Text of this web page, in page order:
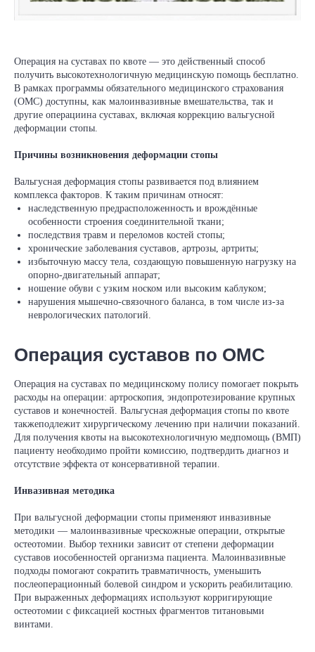
Операция на суставах по квоте — это действенный способ
получить высокотехнологичную медицинскую помощь бесплатно.
В рамках программы обязательного медицинского страхования
(ОМС) доступны, как малоинвазивные вмешательства, так и
другие операциина суставах, включая коррекцию вальгусной
деформации стопы.
Причины возникновения деформации стопы
Вальгусная деформация стопы развивается под влиянием
комплекса факторов. К таким причинам относят:
наследственную предрасположенность и врождённые
особенности строения соединительной ткани;
последствия травм и переломов костей стопы;
хронические заболевания суставов, артрозы, артриты;
избыточную массу тела, создающую повышенную нагрузку на
опорно-двигательный аппарат;
ношение обуви с узким носком или высоким каблуком;
нарушения мышечно-связочного баланса, в том числе из‑за
неврологических патологий.
Операция суставов по ОМС
Операция на суставах по медицинскому полису помогает покрыть
расходы на операции: артроскопия, эндопротезирование крупных
суставов и конечностей. Вальгусная деформация стопы по квоте
такжеподлежит хирургическому лечению при наличии показаний.
Для получения квоты на высокотехнологичную медпомощь (ВМП)
пациенту необходимо пройти комиссию, подтвердить диагноз и
отсутствие эффекта от консервативной терапии.
Инвазивная методика
При вальгусной деформации стопы применяют инвазивные
методики — малоинвазивные чрескожные операции, открытые
остеотомии. Выбор техники зависит от степени деформации
суставов иособенностей организма пациента. Малоинвазивные
подходы помогают сократить травматичность, уменьшить
послеоперационный болевой синдром и ускорить реабилитацию.
При выраженных деформациях используют корригирующие
остеотомии с фиксацией костных фрагментов титановыми
винтами.